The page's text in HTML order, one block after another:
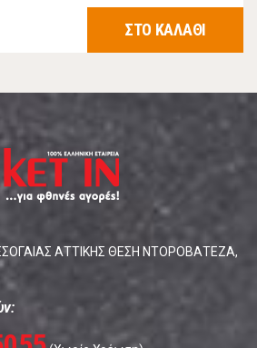
ΣΤΟ ΚΑΛΑΘΙ
ΑΤΤΙΚΗΣ ΘΕΣΗ ΝΤΟΡΟΒΑΤΕΖΑ,